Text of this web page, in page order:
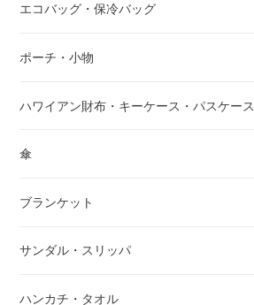
エコバッグ・保冷バッグ
ポーチ・小物
ハワイアン財布・キーケース・パスケース
傘
ブランケット
サンダル・スリッパ
ハンカチ・タオル